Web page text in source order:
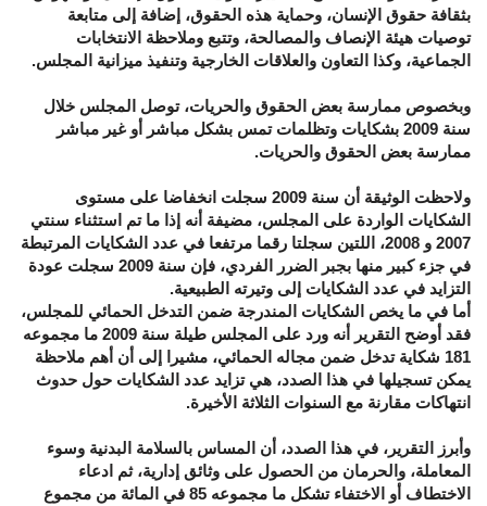
بثقافة حقوق الإنسان، وحماية هذه الحقوق، إضافة إلى متابعة
توصيات هيئة الإنصاف والمصالحة، وتتبع وملاحظة الانتخابات
الجماعية، وكذا التعاون والعلاقات الخارجية وتنفيذ ميزانية المجلس.
وبخصوص ممارسة بعض الحقوق والحريات، توصل المجلس خلال
سنة 2009 بشكايات وتظلمات تمس بشكل مباشر أو غير مباشر
ممارسة بعض الحقوق والحريات.
ولاحظت الوثيقة أن سنة 2009 سجلت انخفاضا على مستوى
الشكايات الواردة على المجلس، مضيفة أنه إذا ما تم استثناء سنتي
2007 و 2008، اللتين سجلتا رقما مرتفعا في عدد الشكايات المرتبطة
في جزء كبير منها بجبر الضرر الفردي، فإن سنة 2009 سجلت عودة
التزايد في عدد الشكايات إلى وتيرته الطبيعية.
أما في ما يخص الشكايات المندرجة ضمن التدخل الحمائي للمجلس،
فقد أوضح التقرير أنه ورد على المجلس طيلة سنة 2009 ما مجموعه
181 شكاية تدخل ضمن مجاله الحمائي، مشيرا إلى أن أهم ملاحظة
يمكن تسجيلها في هذا الصدد، هي تزايد عدد الشكايات حول حدوث
انتهاكات مقارنة مع السنوات الثلاثة الأخيرة.
وأبرز التقرير، في هذا الصدد، أن المساس بالسلامة البدنية وسوء
المعاملة، والحرمان من الحصول على وثائق إدارية، ثم ادعاء
الاختطاف أو الاختفاء تشكل ما مجموعه 85 في المائة من مجموع